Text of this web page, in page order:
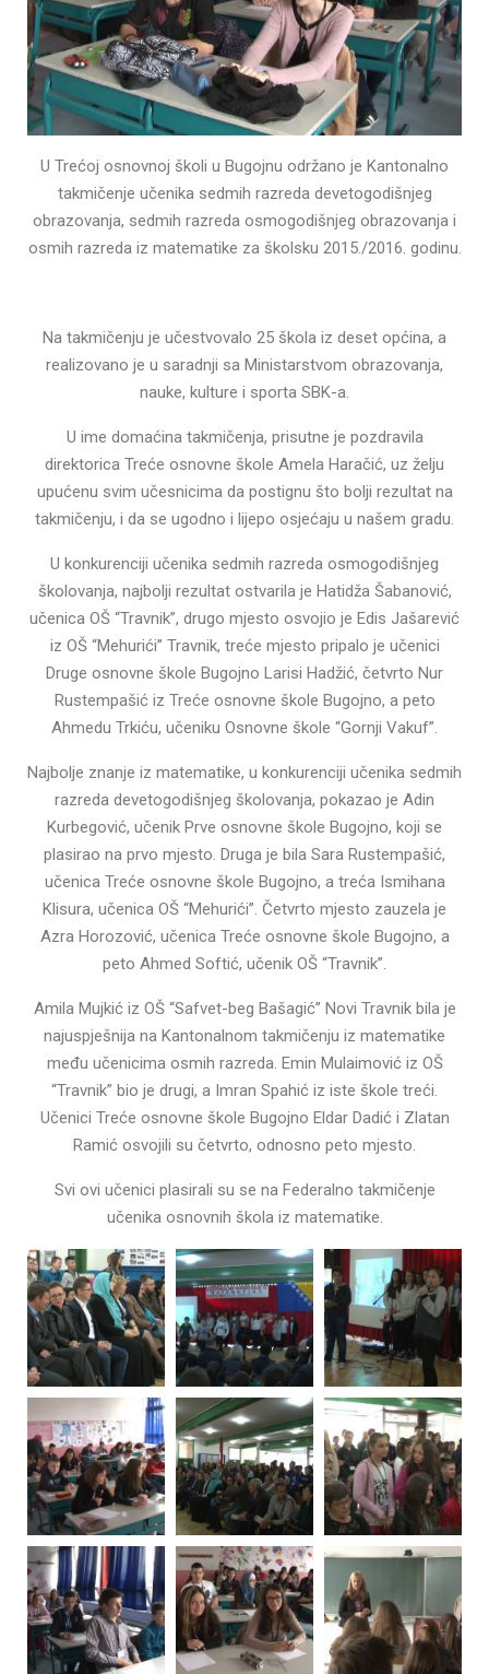
U Trećoj osnovnoj školi u Bugojnu održano je Kantonalno
takmičenje učenika sedmih razreda devetogodišnjeg
obrazovanja, sedmih razreda osmogodišnjeg obrazovanja i
osmih razreda iz matematike za školsku 2015./2016. godinu.
Na takmičenju je učestvovalo 25 škola iz deset općina, a
realizovano je u saradnji sa Ministarstvom obrazovanja,
nauke, kulture i sporta SBK-a.
U ime domaćina takmičenja, prisutne je pozdravila
direktorica Treće osnovne škole Amela Haračić, uz želju
upućenu svim učesnicima da postignu što bolji rezultat na
takmičenju, i da se ugodno i lijepo osjećaju u našem gradu.
U konkurenciji učenika sedmih razreda osmogodišnjeg
školovanja, najbolji rezultat ostvarila je Hatidža Šabanović,
učenica OŠ “Travnik”, drugo mjesto osvojio je Edis Jašarević
iz OŠ “Mehurići” Travnik, treće mjesto pripalo je učenici
Druge osnovne škole Bugojno Larisi Hadžić, četvrto Nur
Rustempašić iz Treće osnovne škole Bugojno, a peto
Ahmedu Trkiću, učeniku Osnovne škole “Gornji Vakuf”.
Najbolje znanje iz matematike, u konkurenciji učenika sedmih
razreda devetogodišnjeg školovanja, pokazao je Adin
Kurbegović, učenik Prve osnovne škole Bugojno, koji se
plasirao na prvo mjesto. Druga je bila Sara Rustempašić,
učenica Treće osnovne škole Bugojno, a treća Ismihana
Klisura, učenica OŠ “Mehurići”. Četvrto mjesto zauzela je
Azra Horozović, učenica Treće osnovne škole Bugojno, a
peto Ahmed Softić, učenik OŠ “Travnik”.
Amila Mujkić iz OŠ “Safvet-beg Bašagić” Novi Travnik bila je
najuspješnija na Kantonalnom takmičenju iz matematike
među učenicima osmih razreda. Emin Mulaimović iz OŠ
“Travnik” bio je drugi, a Imran Spahić iz iste škole treći.
Učenici Treće osnovne škole Bugojno Eldar Dadić i Zlatan
Ramić osvojili su četvrto, odnosno peto mjesto.
Svi ovi učenici plasirali su se na Federalno takmičenje
učenika osnovnih škola iz matematike.